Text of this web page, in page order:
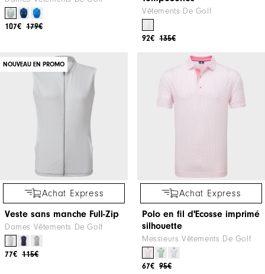
179€
107€
Vêtements De Golf
135€
92€
NOUVEAU EN PROMO
Achat Express
Veste sans manche Full-Zip
Dames Vêtements De Golf
115€
77€
Achat Express
Polo en fil d'Ecosse imprimé
silhouette
Messieurs Vêtements De Golf
95€
67€